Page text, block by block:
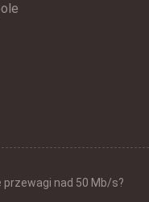
nad 50 Mb/s?